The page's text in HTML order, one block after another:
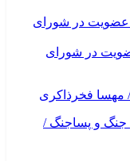
عضویت در شورای
مهسا فخرذاکری
جنگ و پساجنگ /